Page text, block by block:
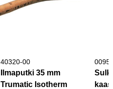
40320-00
Ilmaputki 35 mm
Trumatic Isotherm